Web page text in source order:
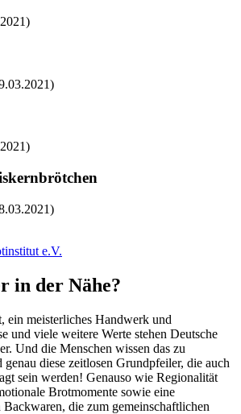
e.V.
in der Nähe?
ein meisterliches Handwerk und
und viele weitere Werte stehen Deutsche
Und die Menschen wissen das zu
genau diese zeitlosen Grundpfeiler, die auch
sein werden! Genauso wie Regionalität
Brotmomente sowie eine
die zum gemeinschaftlichen